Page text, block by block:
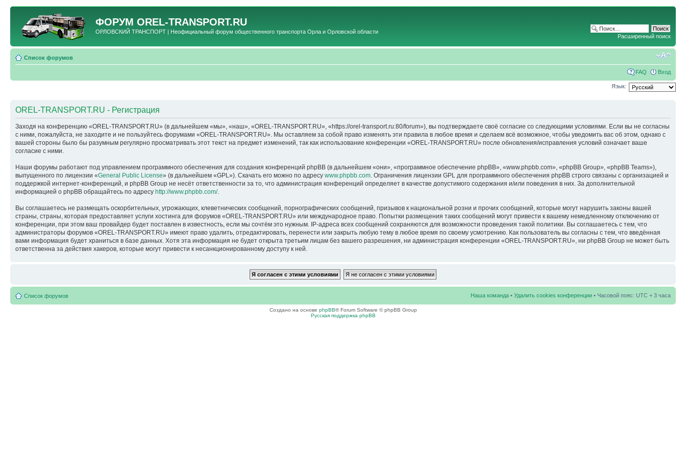
ФОРУМ OREL-TRANSPORT.RU
ОРЛОВСКИЙ ТРАНСПОРТ | Неофициальный форум общественного транспорта Орла и Орловской области
Расширенный поиск
Список форумов
FAQ Вход
Язык:
OREL-TRANSPORT.RU - Регистрация
Заходя на конференцию «OREL-TRANSPORT.RU» (в дальнейшем «мы», «наш», «OREL-TRANSPORT.RU», «https://orel-transport.ru:80/forum»), вы подтверждаете своё согласие со следующими условиями. Если вы не согласны
с ними, пожалуйста, не заходите и не пользуйтесь форумами «OREL-TRANSPORT.RU». Мы оставляем за собой право изменять эти правила в любое время и сделаем всё возможное, чтобы уведомить вас об этом, однако с
вашей стороны было бы разумным регулярно просматривать этот текст на предмет изменений, так как использование конференции «OREL-TRANSPORT.RU» после обновления/исправления условий означает ваше
согласие с ними.
Наши форумы работают под управлением программного обеспечения для создания конференций phpBB (в дальнейшем «они», «программное обеспечение phpBB», «www.phpbb.com», «phpBB Group», «phpBB Teams»),
выпущенного по лицензии «General Public License» (в дальнейшем «GPL»). Скачать его можно по адресу www.phpbb.com. Ограничения лицензии GPL для программного обеспечения phpBB строго связаны с организацией и
поддержкой интернет-конференций, и phpBB Group не несёт ответственности за то, что администрация конференций определяет в качестве допустимого содержания и/или поведения в них. За дополнительной
информацией о phpBB обращайтесь по адресу http://www.phpbb.com/.
Вы соглашаетесь не размещать оскорбительных, угрожающих, клеветнических сообщений, порнографических сообщений, призывов к национальной розни и прочих сообщений, которые могут нарушить законы вашей
страны, страны, которая предоставляет услуги хостинга для форумов «OREL-TRANSPORT.RU» или международное право. Попытки размещения таких сообщений могут привести к вашему немедленному отключению от
конференции, при этом ваш провайдер будет поставлен в известность, если мы сочтём это нужным. IP-адреса всех сообщений сохраняются для возможности проведения такой политики. Вы соглашаетесь с тем, что
администраторы форумов «OREL-TRANSPORT.RU» имеют право удалить, отредактировать, перенести или закрыть любую тему в любое время по своему усмотрению. Как пользователь вы согласны с тем, что введённая
вами информация будет храниться в базе данных. Хотя эта информация не будет открыта третьим лицам без вашего разрешения, ни администрация конференции «OREL-TRANSPORT.RU», ни phpBB Group не может быть
ответственна за действия хакеров, которые могут привести к несанкционированному доступу к ней.
Список форумов Наша команда • Удалить cookies конференции • Часовой пояс: UTC + 3 часа
Создано на основе phpBB® Forum Software © phpBB Group
Русская поддержка phpBB